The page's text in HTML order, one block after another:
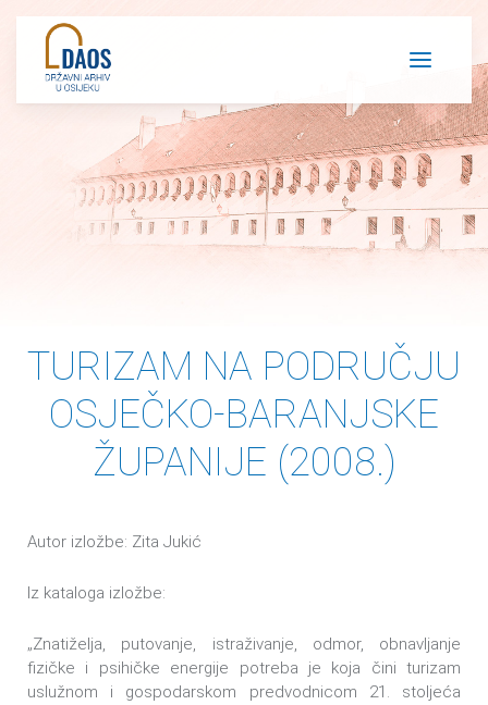
Napominjemo:
stranica
uključuje
pristupačnosti.
TURIZAM NA PODRUČJU
OSJEČKO-BARANJSKE
ŽUPANIJE (2008.)
Autor izložbe: Zita Jukić
Iz kataloga izložbe:
„Znatiželja, putovanje, istraživanje, odmor, obnavljanje
fizičke i psihičke energije potreba je koja čini turizam
uslužnom i gospodarskom predvodnicom 21. stoljeća